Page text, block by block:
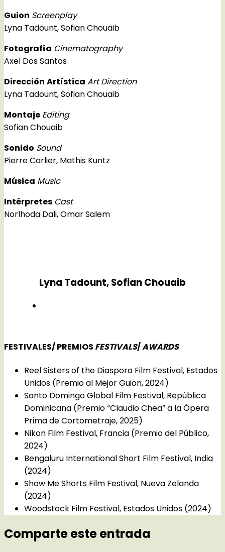
Guion Screenplay
Lyna Tadount, Sofian Chouaib
Fotografía Cinematography
Axel Dos Santos
Dirección Artística Art Direction
Lyna Tadount, Sofian Chouaib
Montaje Editing
Sofian Chouaib
Sonido Sound
Pierre Carlier, Mathis Kuntz
Música Music
Intérpretes Cast
Norlhoda Dali, Omar Salem
Lyna Tadount, Sofian Chouaib
FESTIVALES/ PREMIOS FESTIVALS/AWARDS
Reel Sisters of the Diaspora Film Festival, Estados
Unidos (Premio al Mejor Guion, 2024)
Santo Domingo Global Film Festival, República
Dominicana (Premio “Claudio Chea” a la Ópera
Prima de Cortometraje, 2025)
Nikon Film Festival, Francia (Premio del Público,
2024)
Bengaluru International Short Film Festival, India
(2024)
Show Me Shorts Film Festival, Nueva Zelanda
(2024)
Woodstock Film Festival, Estados Unidos (2024)
Comparte este entrada